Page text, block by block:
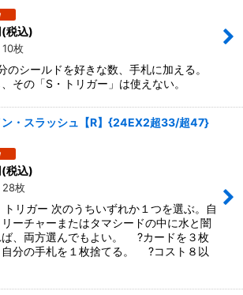
(税込)
枚
シールドを好きな数、手札に加える。
その「S・トリガー」は使えない。
ン・スラッシュ【R】{24EX2超33/超47}
(税込)
28枚
リガー 次のうちいずれか１つを選ぶ。自
ーチャーまたはタマシードの中に水と闇
ば、両方選んでもよい。 ?カードを３枚
自分の手札を１枚捨てる。 ?コスト８以